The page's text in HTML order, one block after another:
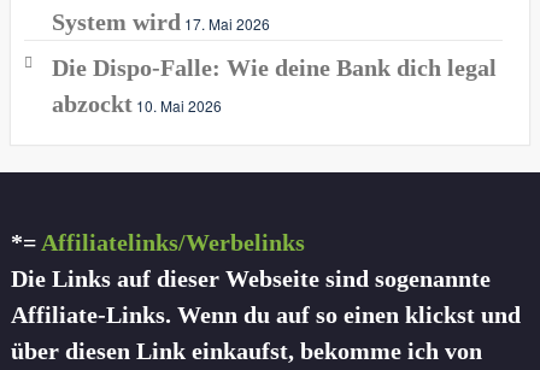
System wird 17. Mai 2026
Die Dispo-Falle: Wie deine Bank dich legal
abzockt 10. Mai 2026
*= Affiliatelinks/Werbelinks
Die Links auf dieser Webseite sind sogenannte
Affiliate-Links. Wenn du auf so einen klickst und
über diesen Link einkaufst, bekomme ich von